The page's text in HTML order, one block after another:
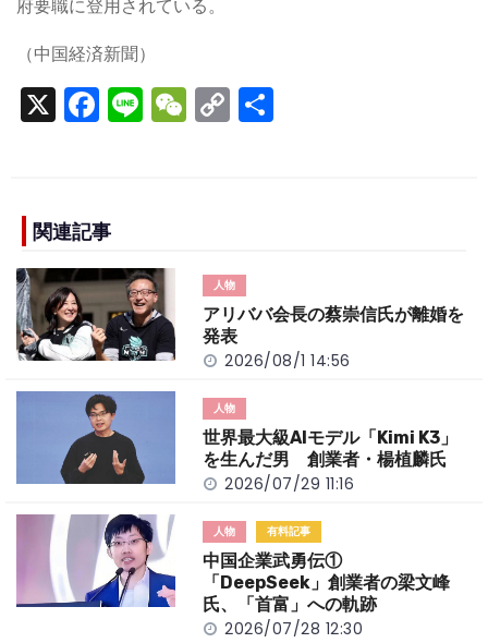
府要職に登用されている。
（中国経済新聞）
X F
a
e
b
o
o
k
Li
n
W
e
C
o
n
k
関連記事
人物
アリババ会長の蔡崇信氏が離婚を
発表
2026/08/1 14:56
人物
世界最大級AIモデル「Kimi K3」
を生んだ男 創業者・楊植麟氏
2026/07/29 11:16
人物 有料記事
中国企業武勇伝①
「DeepSeek」創業者の梁文峰
氏、「首富」への軌跡
2026/07/28 12:30